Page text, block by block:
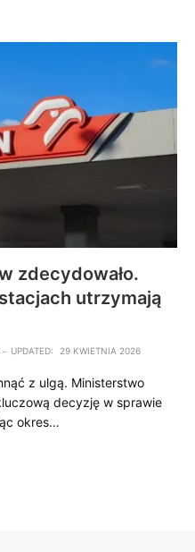
zdecydowało.
utrzymają
UPDATED: 29 KWIETNIA 2026
z ulgą. Ministerstwo
decyzję w sprawie
okres…